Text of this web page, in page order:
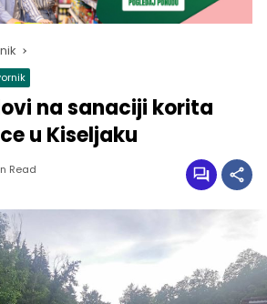
na sanaciji korita
u Kiseljaku
Read